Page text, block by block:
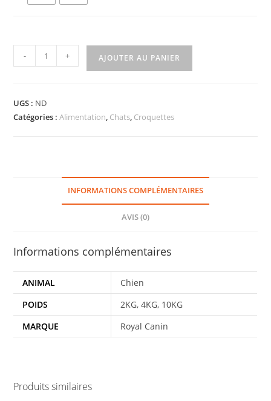
- + AJOUTER AU PANIER
UGS : ND
Catégories :Alimentation, Chats, Croquettes
INFORMATIONS COMPLÉMENTAIRES
AVIS (0)
Informations complémentaires
ANIMAL
Chien
POIDS
2KG, 4KG, 10KG
MARQUE
Royal Canin
Produits similaires